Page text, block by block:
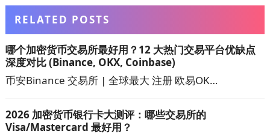
RELATED POSTS
哪个加密货币交易所最好用？12 大热门交易平台优缺点
深度对比 (Binance, OKX, Coinbase)
币安Binance 交易所 | 全球最大 注册 欧易OK…
2026 加密货币银行卡大测评：哪些交易所的
Visa/Mastercard 最好用？